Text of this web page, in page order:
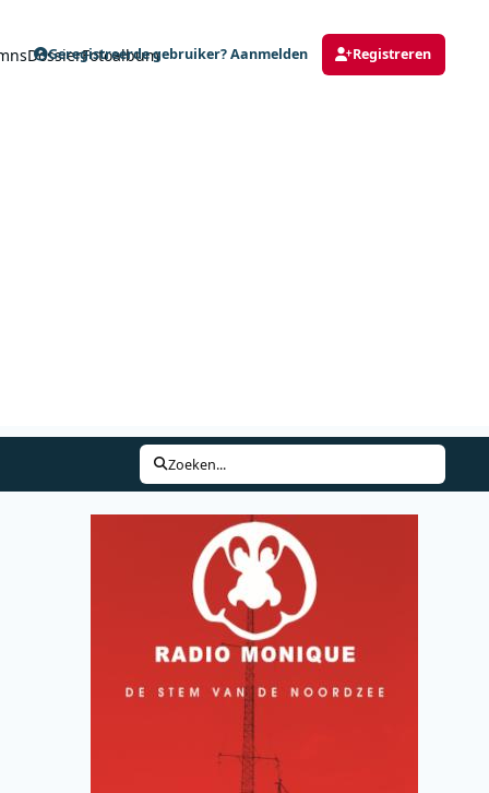
DossierFotoalbum
Geregistreerde gebruiker? Aanmelden Registreren
Zoeken...